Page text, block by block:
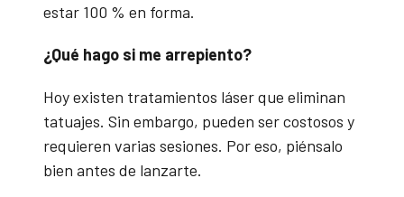
estar 100 % en forma.
¿Qué hago si me arrepiento?
Hoy existen tratamientos láser que eliminan
tatuajes. Sin embargo, pueden ser costosos y
requieren varias sesiones. Por eso, piénsalo
bien antes de lanzarte.